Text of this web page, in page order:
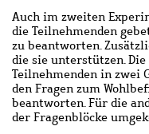
Auch im zweiten
die Teilnehmenden
zu beantworten.
die sie unterstützen.
Teilnehmenden in zwei
den Fragen zum
beantworten. Für die
der Fragenblöcke